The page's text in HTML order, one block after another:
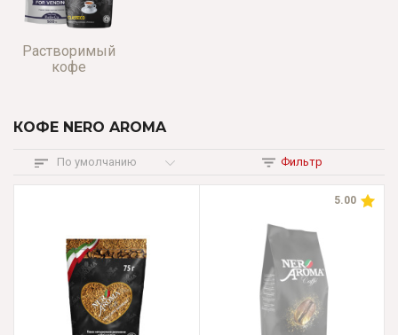
Растворимый
кофе
КОФЕ NERO AROMA
По умолчанию Фильтр
5.00